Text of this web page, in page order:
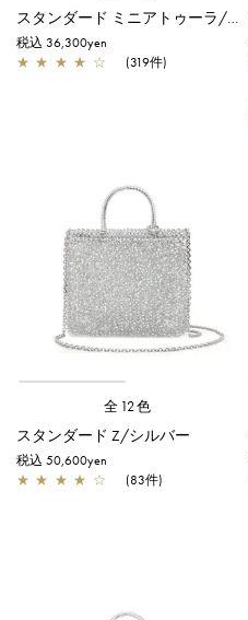
スタンダード ミニアトゥーラ/シルバー
税込 36,300yen
★ ★ ★ ★ ☆ (319件)
全12色
スタンダード Z/シルバー
税込 50,600yen
★ ★ ★ ★ ☆ (83件)